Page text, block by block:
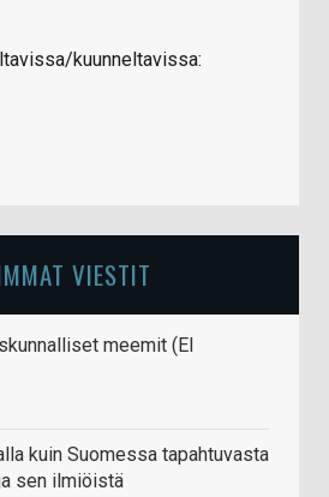
kuunneltavissa:
VIESTIT
meemit (EI
kuin Suomessa tapahtuvasta
sen ilmiöistä